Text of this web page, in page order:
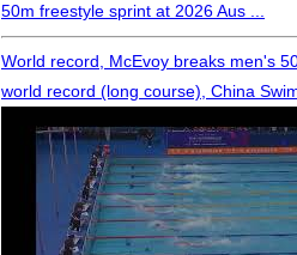
50m freestyle sprint at 2026 Aus ...
World record, McEvoy breaks men's
world record (long course), China